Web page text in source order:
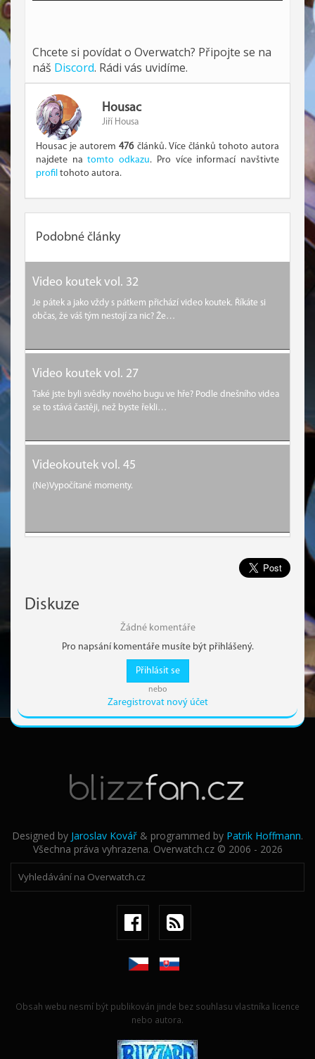
Chcete si povídat o Overwatch? Připojte se na
náš Discord. Rádi vás uvidíme.
Housac
Jiří Housa
Housac je autorem476článků. Více článků tohoto autora
najdete natomto odkazu. Pro více informací navštivte
profil tohoto autora.
Podobné články
Video koutek vol. 32
Je pátek a jako vždy s pátkem přichází video koutek. Říkáte si
občas, že váš tým nestojí za nic? Že…
Video koutek vol. 27
Také jste byli svědky nového bugu ve hře? Podle dnešního videa
se to stává častěji, než byste řekli…
Videokoutek vol. 45
(Ne)Vypočítané momenty.
Diskuze
Žádné komentáře
Pro napsání komentáře musíte být přihlášený.
Přihlásit se
nebo
Zaregistrovat nový účet
Designed by Jaroslav Kovář & programmed by Patrik Hoffmann.
Všechna práva vyhrazena. Overwatch.cz © 2006 - 2026
Obsah webu nesmí být publikován jinde bez souhlasu vlastníka licence
nebo autora.